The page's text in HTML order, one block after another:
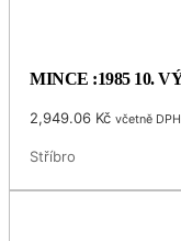
MINCE :1985 10.
2,949.06 Kč včetně DPH
Stříbro